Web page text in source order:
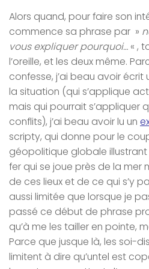
Alors quand, pour faire son
commence sa phrase par »
vous expliquer pourquoi… « ,
l’oreille, et les deux même.
confesse, j’ai beau avoir écrit
la situation (qui s’applique
mais qui pourrait s’appliquer
conflits), j’ai beau avoir lu un
scripty, qui donne pour le
géopolitique globale illustrant
fer qui se joue près de la mer
de ces lieux et de ce qui s’y
aussi limitée que lorsque je
passé ce début de phrase
qu’à me les tailler en pointe,
Parce que jusque là, les soi-
limitent à dire qu’untel est